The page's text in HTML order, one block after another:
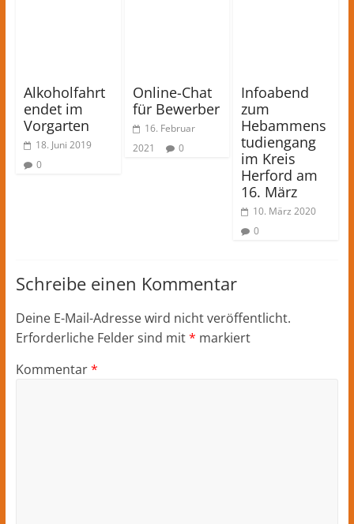
Alkoholfahrt
endet im
Vorgarten
18. Juni 2019
0
Online-Chat
für Bewerber
16. Februar
2021
0
Infoabend
zum
Hebammens
tudiengang
im Kreis
Herford am
16. März
10. März 2020
0
Schreibe einen Kommentar
Deine E-Mail-Adresse wird nicht veröffentlicht.
Erforderliche Felder sind mit* markiert
Kommentar*